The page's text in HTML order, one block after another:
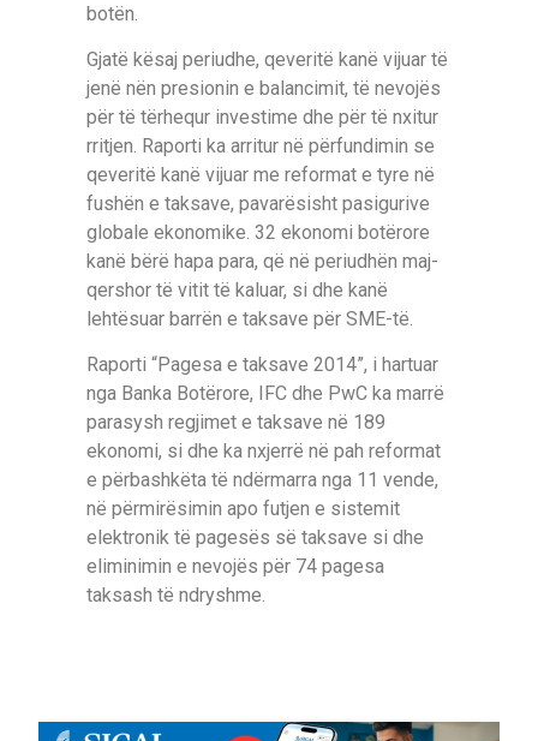
botën.
Gjatë kësaj periudhe, qeveritë kanë vijuar të
jenë nën presionin e balancimit, të nevojës
për të tërhequr investime dhe për të nxitur
rritjen. Raporti ka arritur në përfundimin se
qeveritë kanë vijuar me reformat e tyre në
fushën e taksave, pavarësisht pasigurive
globale ekonomike. 32 ekonomi botërore
kanë bërë hapa para, që në periudhën maj-
qershor të vitit të kaluar, si dhe kanë
lehtësuar barrën e taksave për SME-të.
Raporti “Pagesa e taksave 2014”, i hartuar
nga Banka Botërore, IFC dhe PwC ka marrë
parasysh regjimet e taksave në 189
ekonomi, si dhe ka nxjerrë në pah reformat
e përbashkëta të ndërmarra nga 11 vende,
në përmirësimin apo futjen e sistemit
elektronik të pagesës së taksave si dhe
eliminimin e nevojës për 74 pagesa
taksash të ndryshme.